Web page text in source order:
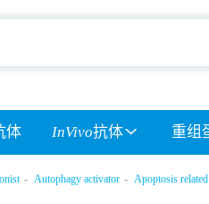
体 InVivo抗体 重组
- Autophagy activator - Apoptosis